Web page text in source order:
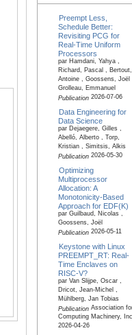
Preempt Less,
Schedule Better:
Revisiting PCG for
Real-Time Uniform
Processors
par Hamdani, Yahya ,
Richard, Pascal , Bertout,
Antoine , Goossens, Joël
Grolleau, Emmanuel
Publication2026-07-06
Data Engineering for
Data Science
par Dejaegere, Gilles ,
Abelló, Alberto , Torp,
Kristian , Simitsis, Alkis
Publication2026-05-30
Optimizing
Multiprocessor
Allocation: A
Monotonicity-Based
Approach for EDF(K)
par Guilbaud, Nicolas ,
Goossens, Joël
Publication2026-05-11
Keystone with Linux
PREEMPT_RT: Real-
Time Enclaves on
RISC-V?
par Van Slijpe, Oscar ,
Dricot, Jean-Michel ,
Mühlberg, Jan Tobias
PublicationAssociation
Computing Machinery,
2026-04-26